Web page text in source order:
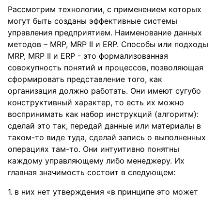
Рассмотрим технологии, с применением которых
могут быть созданы эффективные системы
управления предприятием. Наименование данных
методов – MRP, MRP II и ERP. Способы или подходы
MRP, MRP II и ERP - это формализованная
совокупность понятий и процессов, позволяющая
сформировать представление того, как
организация должно работать. Они имеют сугубо
конструктивный характер, то есть их можно
воспринимать как набор инструкций (алгоритм):
сделай это так, передай данные или материалы в
таком-то виде туда, сделай запись о выполненных
операциях там-то. Они интуитивно понятны
каждому управляющему либо менеджеру. Их
главная значимость состоит в следующем:
в них нет утверждения «в принципе это может